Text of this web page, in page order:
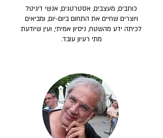
כותבים, מעצבים, אסטרטגים, אנשי דיגיטל
ויוצרים שחיים את התחום ביום-יום, ומביאים
לכיתה ידע מהשטח, ניסיון אמיתי, ועין שיודעת
מתי רעיון עובד.